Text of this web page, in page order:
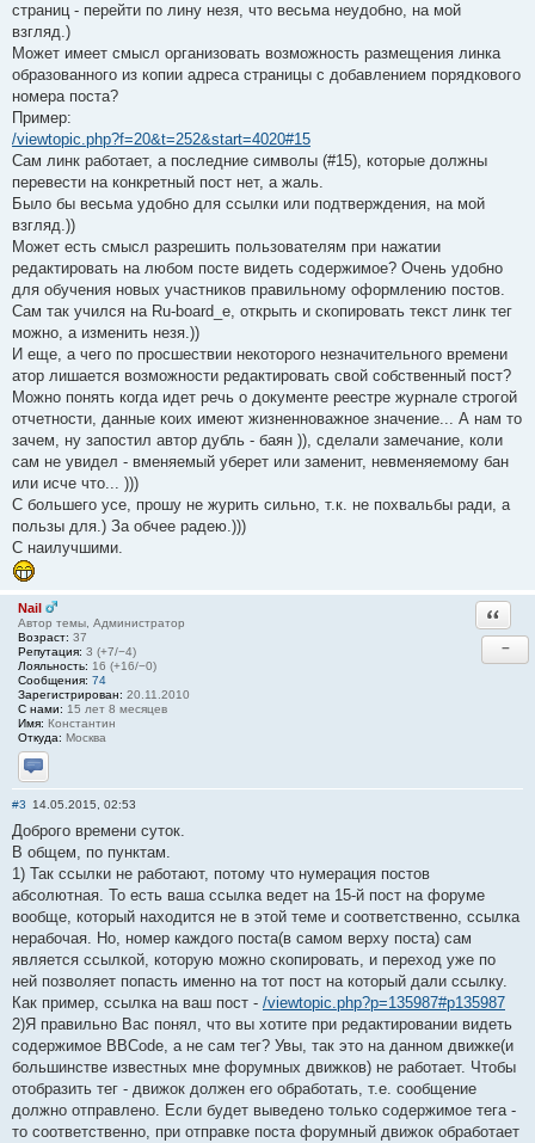
страниц - перейти по лину незя, что весьма неудобно, на мой
взгляд.)
Может имеет смысл организовать возможность размещения линка
образованного из копии адреса страницы с добавлением порядкового
номера поста?
Пример:
/viewtopic.php?f=20&t=252&start=4020#15
Сам линк работает, а последние символы (#15), которые должны
перевести на конкретный пост нет, а жаль.
Было бы весьма удобно для ссылки или подтверждения, на мой
взгляд.))
Может есть смысл разрешить пользователям при нажатии
редактировать на любом посте видеть содержимое? Очень удобно
для обучения новых участников правильному оформлению постов.
Сам так учился на Ru-board_е, открыть и скопировать текст линк тег
можно, а изменить незя.))
И еще, а чего по просшествии некоторого незначительного времени
атор лишается возможности редактировать свой собственный пост?
Можно понять когда идет речь о документе реестре журнале строгой
отчетности, данные коих имеют жизненноважное значение... А нам то
зачем, ну запостил автор дубль - баян )), сделали замечание, коли
сам не увидел - вменяемый уберет или заменит, невменяемому бан
или исче что... )))
С большего усе, прошу не журить сильно, т.к. не похвальбы ради, а
пользы для.) За обчее радею.)))
С наилучшими.
Nail
Автор темы, Администратор
Возраст: 37
Репутация: 3 (+7/−4)
Лояльность: 16 (+16/−0)
Сообщения: 74
Зарегистрирован: 20.11.2010
С нами: 15 лет 8 месяцев
Имя: Константин
Откуда: Москва
Отправить личное сообщение
−
#3 14.05.2015, 02:53
Доброго времени суток.
В общем, по пунктам.
1) Так ссылки не работают, потому что нумерация постов
абсолютная. То есть ваша ссылка ведет на 15-й пост на форуме
вообще, который находится не в этой теме и соответственно, ссылка
нерабочая. Но, номер каждого поста(в самом верху поста) сам
является ссылкой, которую можно скопировать, и переход уже по
ней позволяет попасть именно на тот пост на который дали ссылку.
Как пример, ссылка на ваш пост - /viewtopic.php?p=135987#p135987
2)Я правильно Вас понял, что вы хотите при редактировании видеть
содержимое BBCode, а не сам тег? Увы, так это на данном движке(и
большинстве известных мне форумных движков) не работает. Чтобы
отобразить тег - движок должен его обработать, т.е. сообщение
должно отправлено. Если будет выведено только содержимое тега -
то соответственно, при отправке поста форумный движок обработает